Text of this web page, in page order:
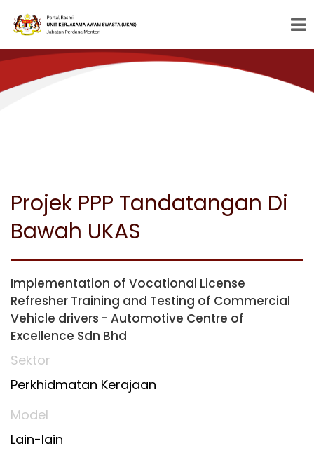
Projek PPP Tandatangan Di
Bawah UKAS
Implementation of Vocational License
Refresher Training and Testing of Commercial
Vehicle drivers - Automotive Centre of
Excellence Sdn Bhd
Sektor
Perkhidmatan Kerajaan
Model
Lain-lain